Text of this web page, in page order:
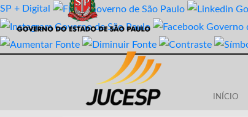
SP + Digital
INÍCIO